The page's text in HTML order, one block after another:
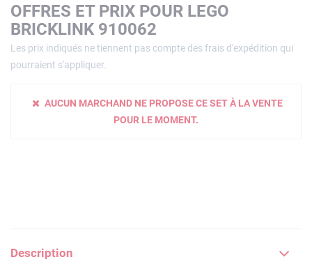
OFFRES ET PRIX POUR LEGO
BRICKLINK 910062
Les prix indiqués ne tiennent pas compte des frais d'expédition qui
pourraient s'appliquer.
AUCUN MARCHAND NE PROPOSE CE SET À LA VENTE
POUR LE MOMENT.
Description